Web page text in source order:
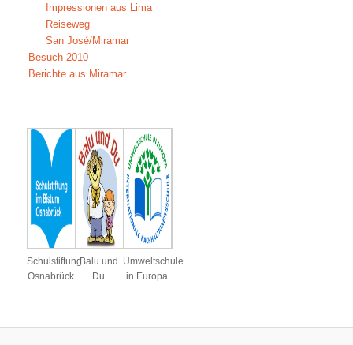
Impressionen aus Lima
Reiseweg
San José/Miramar
Besuch 2010
Berichte aus Miramar
Schulstiftung
Osnabrück
Balu und
Du
Umweltschule
in Europa